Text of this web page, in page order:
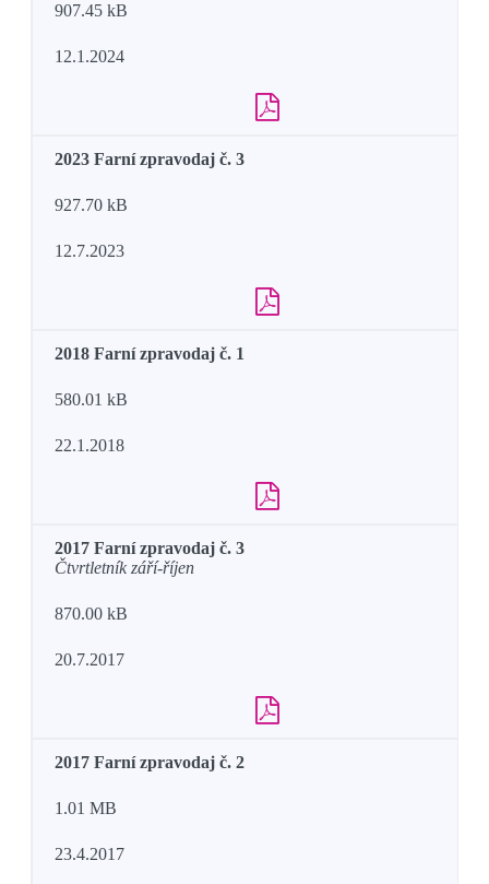
907.45 kB
12.1.2024
2023 Farní zpravodaj č. 3
927.70 kB
12.7.2023
2018 Farní zpravodaj č. 1
580.01 kB
22.1.2018
2017 Farní zpravodaj č. 3
Čtvrtletník září-říjen
870.00 kB
20.7.2017
2017 Farní zpravodaj č. 2
1.01 MB
23.4.2017